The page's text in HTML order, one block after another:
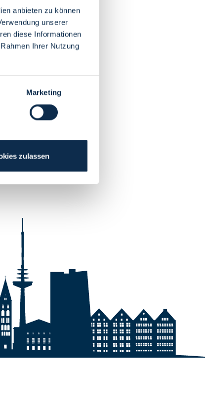
anbieten zu können
unserer
diese Informationen
Ihrer Nutzung
Marketing
zulassen